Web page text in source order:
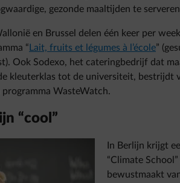
gezonde maaltijden te
en Brussel delen één keer per
“ Lait, fruits et légumes à l’école”
Ook Sodexo, het cateringbedrijf dat
kleuterklas tot de universiteit, bestrijdt
WasteWatch.
“cool”
In Berlijn krijgt
“Climate
bewustmaakt